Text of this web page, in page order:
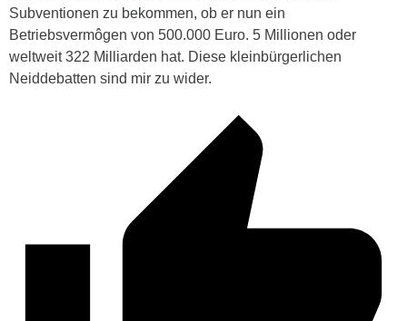
Subventionen zu bekommen, ob er nun ein
Betriebsvermôgen von 500.000 Euro. 5 Millionen oder
weltweit 322 Milliarden hat. Diese kleinbürgerlichen
Neiddebatten sind mir zu wider.